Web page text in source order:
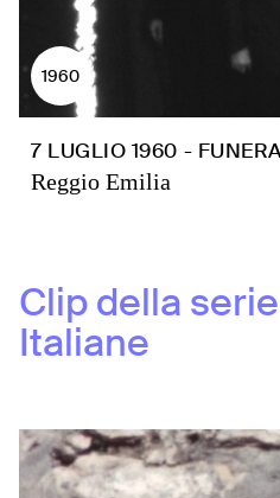
1960
7 LUGLIO 1960 -
Reggio Emilia
Clip della serie
Italiane